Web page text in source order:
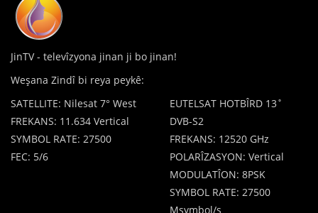
JinTV - televîzyona jinan ji bo jinan!
Weşana Zindî bi reya peykê:
SATELLITE: Nilesat 7° West
FREKANS: 11.634 Vertical
SYMBOL RATE: 27500
FEC: 5/6
EUTELSAT HOTBÎRD 13˚
DVB-S2
FREKANS: 12520 GHz
POLARÎZASYON: Vertical
MODULATÎON: 8PSK
SYMBOL RATE: 27500
Msymbol/s